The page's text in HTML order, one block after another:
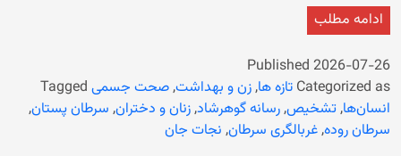
نظام‌مند برای شناسایی سرطان یا مراحل پیش‌سرطانی در افرادی است که هنوز
کند، از طریق آزمایش‌های هدفمند، می‌توان آن را شناسایی و در مراحل اولیه
درمان کرد—زمانی که احتمال درمان موفق بیشتر و هزینه‌های جسمی و مالی
بسیار کمتر است. غربالگری چیست و چرا اهمیت دارد؟ هدف از غربالگری، کشف
زودهنگام سرطان است—نه اینکه تمام موارد را بدون خطا تشخیص دهد، بلکه
افزایش احتمال شناسایی بیماری در مراحل اولیه است. هرچه تشخیص زودتر
ادامه مطلب
Published 2026-07-26
Categorized as تازه ها,زن و بهداشت,صحت جسمی Tagged
انسان‌ها,تشخیص,رسانه گوهرشاد,زنان و دختران, سرطان پستان,
سرطان روده,غربالگری سرطان, نجات جان